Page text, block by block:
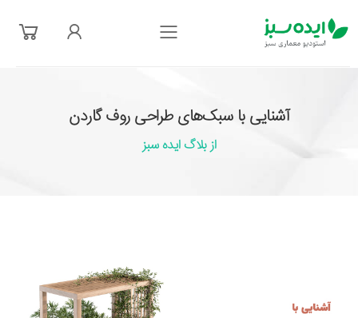
فهرست
آشنایی با سبک‌های طراحی روف گاردن
از بلاگ ایده سبز